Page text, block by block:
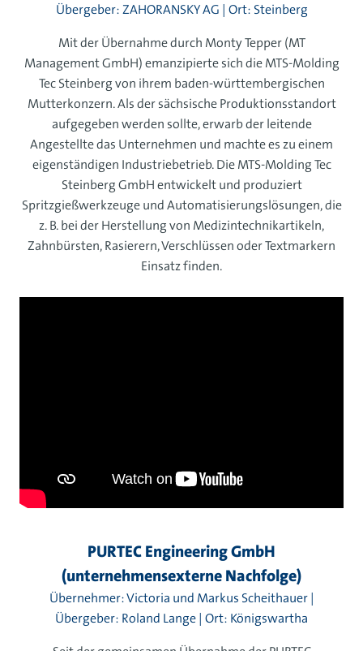
Übergeber: ZAHORANSKY AG | Ort: Steinberg
Mit der Übernahme durch Monty Tepper (MT
Management GmbH) emanzipierte sich die MTS-Molding
Tec Steinberg von ihrem baden-württembergischen
Mutterkonzern. Als der sächsische Produktionsstandort
aufgegeben werden sollte, erwarb der leitende
Angestellte das Unternehmen und machte es zu einem
eigenständigen Industriebetrieb. Die MTS-Molding Tec
Steinberg GmbH entwickelt und produziert
Spritzgießwerkzeuge und Automatisierungslösungen, die
z. B. bei der Herstellung von Medizintechnikartikeln,
Zahnbürsten, Rasierern, Verschlüssen oder Textmarkern
Einsatz finden.
PURTEC Engineering GmbH
(unternehmensexterne Nachfolge)
Übernehmer: Victoria und Markus Scheithauer |
Übergeber: Roland Lange | Ort: Königswartha